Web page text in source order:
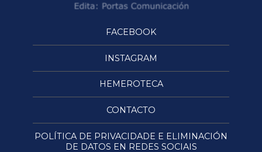
FACEBOOK
INSTAGRAM
HEMEROTECA
CONTACTO
POLÍTICA DE PRIVACIDADE E ELIMINACIÓN
DE DATOS EN REDES SOCIAIS